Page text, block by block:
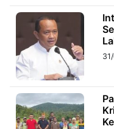
Follow
Kabarbaru